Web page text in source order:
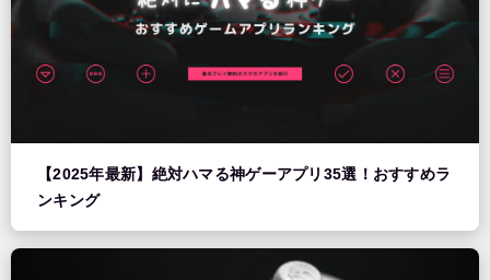
【2025年最新】絶対ハマる神ゲーアプリ35選！おすすめラ
ンキング